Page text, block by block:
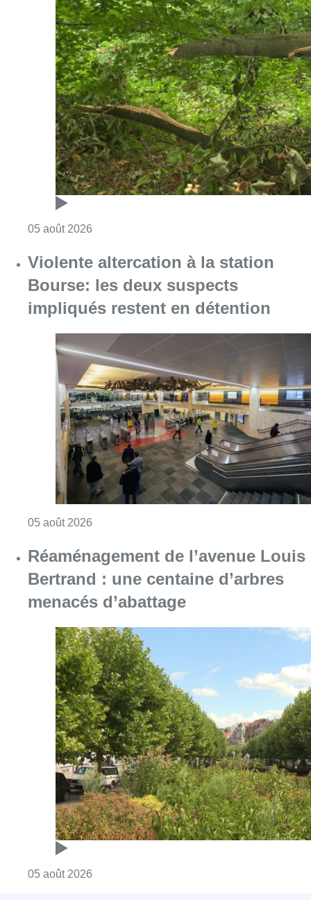
05 août 2026
Violente altercation à la station
Bourse: les deux suspects
impliqués restent en détention
05 août 2026
Réaménagement de l’avenue Louis
Bertrand : une centaine d’arbres
menacés d’abattage
05 août 2026